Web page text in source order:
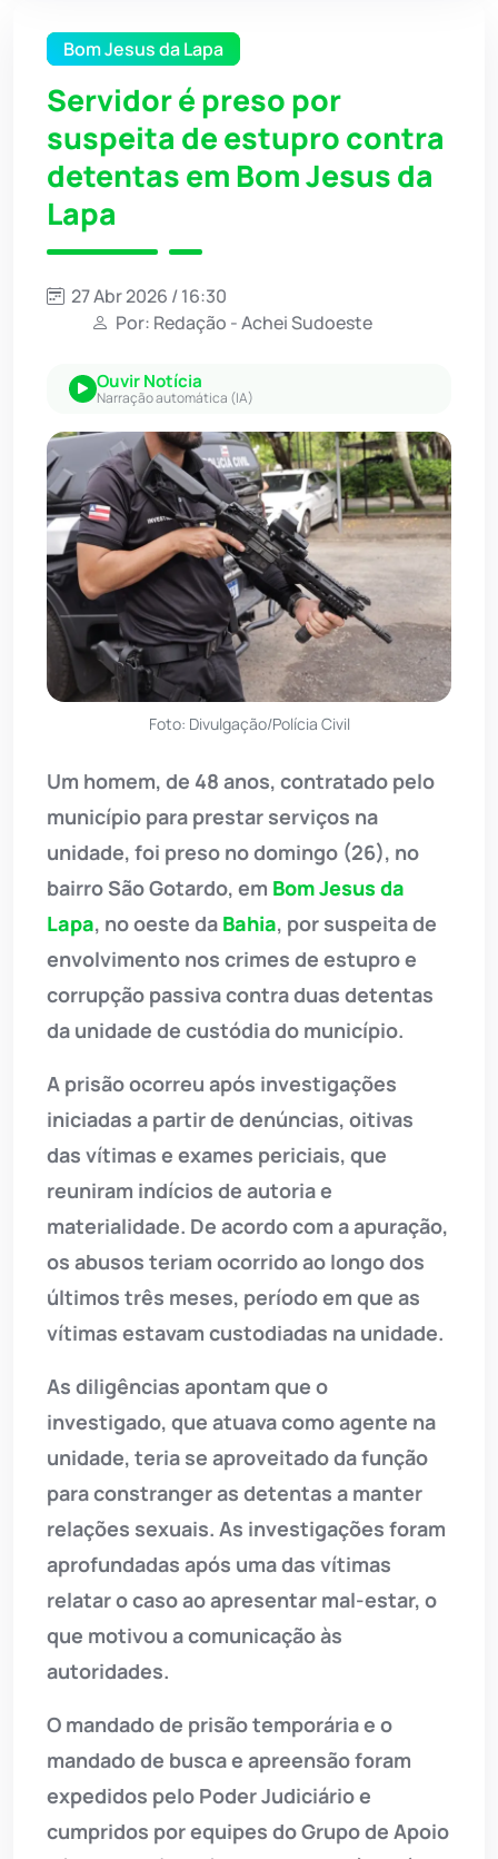
Bom Jesus da Lapa
Servidor é preso por
suspeita de estupro contra
detentas em Bom Jesus da
Lapa
27 Abr 2026 / 16:30
Por: Redação - Achei Sudoeste
Ouvir Notícia
Narração automática (IA)
Foto: Divulgação/Polícia Civil
Um homem, de 48 anos, contratado pelo
município para prestar serviços na
unidade, foi preso no domingo (26), no
bairro São Gotardo, em Bom Jesus da
Lapa, no oeste da Bahia, por suspeita de
envolvimento nos crimes de estupro e
corrupção passiva contra duas detentas
da unidade de custódia do município.
A prisão ocorreu após investigações
iniciadas a partir de denúncias, oitivas
das vítimas e exames periciais, que
reuniram indícios de autoria e
materialidade. De acordo com a apuração,
os abusos teriam ocorrido ao longo dos
últimos três meses, período em que as
vítimas estavam custodiadas na unidade.
As diligências apontam que o
investigado, que atuava como agente na
unidade, teria se aproveitado da função
para constranger as detentas a manter
relações sexuais. As investigações foram
aprofundadas após uma das vítimas
relatar o caso ao apresentar mal-estar, o
que motivou a comunicação às
autoridades.
O mandado de prisão temporária e o
mandado de busca e apreensão foram
expedidos pelo Poder Judiciário e
cumpridos por equipes do Grupo de Apoio